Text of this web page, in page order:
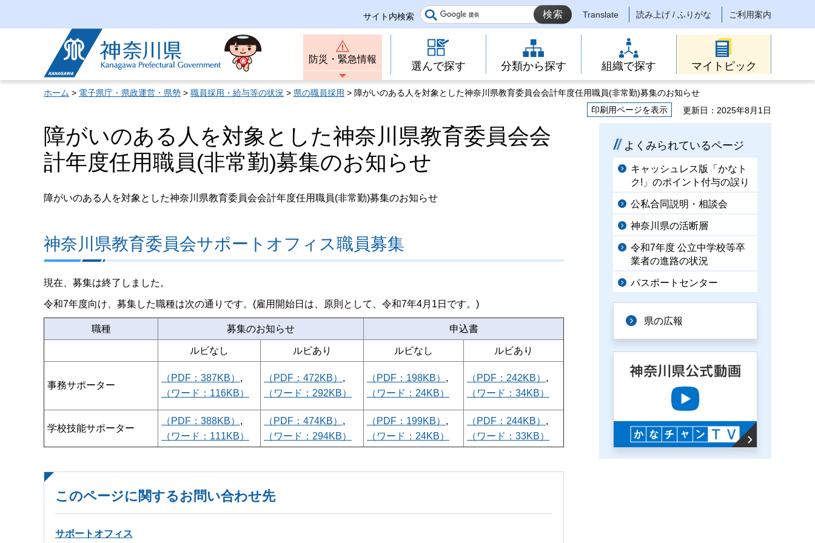
サイト内検索 Translate 読み上げ / ふりがな ご利用案内
神奈川県
防災・緊急情報
選んで探す 分類から探す 組織で探す マイトピック
ホーム > 電子県庁・県政運営・県勢 > 職員採用・給与等の状況 > 県の職員採用 > 障がいのある人を対象とした神奈川県教育委員会会計年度任用職員(非常勤)募集のお知らせ
印刷用ページを表示
更新日：2025年8月1日
障がいのある人を対象とした神奈川県教育委員会会
計年度任用職員(非常勤)募集のお知らせ
障がいのある人を対象とした神奈川県教育委員会会計年度任用職員(非常勤)募集のお知らせ
神奈川県教育委員会サポートオフィス職員募集
現在、募集は終了しました。
令和7年度向け、募集した職種は次の通りです。(雇用開始日は、原則として、令和7年4月1日です。)
職種 募集のお知らせ 申込書
ルビなし ルビあり ルビなし ルビあり
事務サポーター
（PDF：387KB） ,
（ワード：116KB）
（PDF：472KB） ,
（ワード：292KB）
（PDF：198KB） ,
（ワード：24KB）
（PDF：242KB） ,
（ワード：34KB）
学校技能サポーター
（PDF：388KB） ,
（ワード：111KB）
（PDF：474KB） ,
（ワード：294KB）
（PDF：199KB） ,
（ワード：24KB）
（PDF：244KB） ,
（ワード：33KB）
このページに関するお問い合わせ先
サポートオフィス
よくみられているページ
キャッシュレス版「かなト
ク!」のポイント付与の誤り
公私合同説明・相談会
神奈川県の活断層
令和7年度 公立中学校等卒
業者の進路の状況
パスポートセンター
県の広報